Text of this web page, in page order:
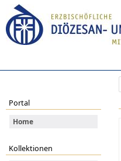
Portal
Home
Kollektionen